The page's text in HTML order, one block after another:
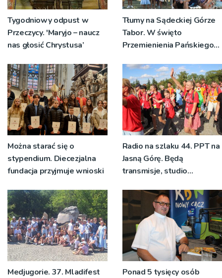
Tygodniowy odpust w
Przeczycy. 'Maryjo – naucz
nas głosić Chrystusa’
Tłumy na Sądeckiej Górze
Tabor. W święto
Przemienienia Pańskiego
znaczeniu Sakramentów
[ZDJĘCIA]
Można starać się o
stypendium. Diecezjalna
fundacja przyjmuje wnioski
Radio na szlaku 44. PPT na
Jasną Górę. Będą
transmisje, studio
pozdrowienia
Medjugorie. 37. Mladifest
Ponad 5 tysięcy osób